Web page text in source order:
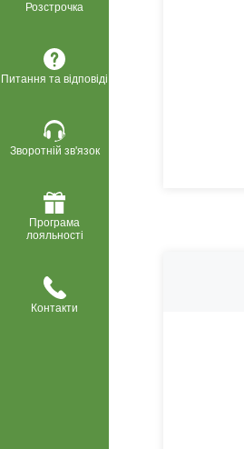
Розстрочка
Питання та відповіді
Зворотній зв'язок
Програма
лояльності
Контакти